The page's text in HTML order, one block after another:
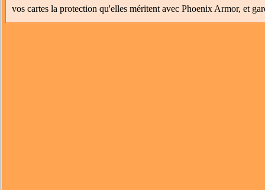
vos cartes la protection qu'elles méritent avec Phoenix Armor, et